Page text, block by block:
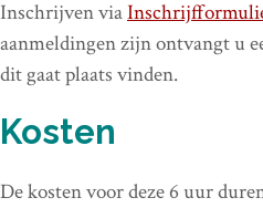
Inschrijven via
aanmeldingen zijn ontvangt u
dit gaat plaats vinden.
Kosten
De kosten voor deze 6 uur